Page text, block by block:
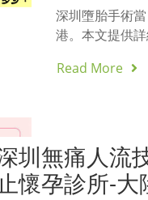
深圳墮胎手術
港。本文提供
Read More
圳無痛人流
懷孕診所-大